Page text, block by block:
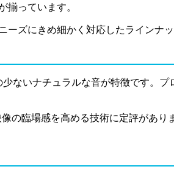
揃っています。
ズにきめ細かく対応したラインナ
いナチュラルな音が特徴です。
の臨場感を高める技術に定評があ